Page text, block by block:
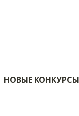
НОВЫЕ КОНКУРСЫ